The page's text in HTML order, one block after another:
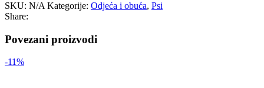
SKU: N/A Kategorije: Odjeća i obuća, Psi
Share:
Povezani proizvodi
-11%